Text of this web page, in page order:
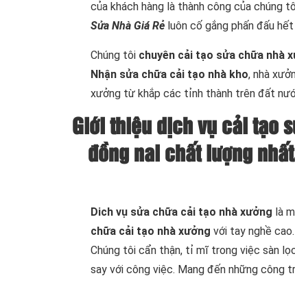
của khách hàng là thành công của chúng
Sửa Nhà Giá Rẻ luôn cố gắng phấn đấu
Chúng tôi chuyên cải tạo sửa chữa nhà
Nhận sửa chữa cải tạo nhà kho, nhà
xưởng từ khắp các tỉnh thành trên đất
Giới thiệu dịch vụ cải tạo
đồng nai chất lượng
Dich vụ sửa chữa cải tạo nhà xưởng là
chữa cải tạo nhà xưởng với tay nghề
Chúng tôi cẩn thận, tỉ mĩ trong việc sàn
say với công việc. Mang đến những công